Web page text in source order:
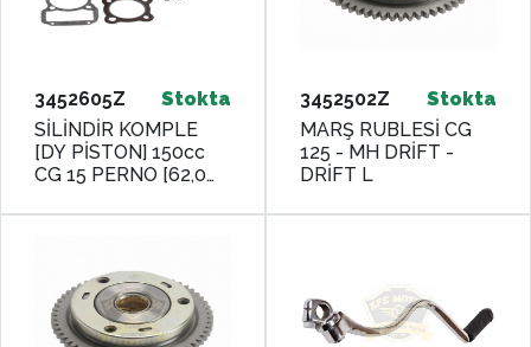
3452605Z
Stokta
SİLİNDİR KOMPLE
[DY PİSTON] 150cc
CG 15 PERNO [62,0
3452502Z
Stokta
MARŞ RUBLESİ CG
125 - MH DRİFT -
DRİFT L